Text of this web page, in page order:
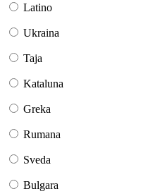
Latino
Ukraina
Taja
Kataluna
Greka
Rumana
Sveda
Bulgara